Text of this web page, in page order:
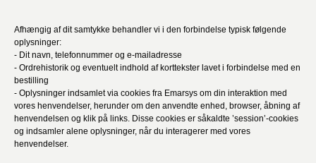
Afhængig af dit samtykke behandler vi i den forbindelse typisk følgende
oplysninger:
- Dit navn, telefonnummer og e-mailadresse
- Ordrehistorik og eventuelt indhold af korttekster lavet i forbindelse med en
bestilling
- Oplysninger indsamlet via cookies fra Emarsys om din interaktion med
vores henvendelser, herunder om den anvendte enhed, browser, åbning af
henvendelsen og klik på links. Disse cookies er såkaldte ’session’-cookies
og indsamler alene oplysninger, når du interagerer med vores
henvendelser.